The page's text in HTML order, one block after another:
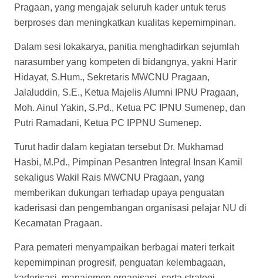
Pragaan, yang mengajak seluruh kader untuk terus
berproses dan meningkatkan kualitas kepemimpinan.
Dalam sesi lokakarya, panitia menghadirkan sejumlah
narasumber yang kompeten di bidangnya, yakni Harir
Hidayat, S.Hum., Sekretaris MWCNU Pragaan,
Jalaluddin, S.E., Ketua Majelis Alumni IPNU Pragaan,
Moh. Ainul Yakin, S.Pd., Ketua PC IPNU Sumenep, dan
Putri Ramadani, Ketua PC IPPNU Sumenep.
Turut hadir dalam kegiatan tersebut Dr. Mukhamad
Hasbi, M.Pd., Pimpinan Pesantren Integral Insan Kamil
sekaligus Wakil Rais MWCNU Pragaan, yang
memberikan dukungan terhadap upaya penguatan
kaderisasi dan pengembangan organisasi pelajar NU di
Kecamatan Pragaan.
Para pemateri menyampaikan berbagai materi terkait
kepemimpinan progresif, penguatan kelembagaan,